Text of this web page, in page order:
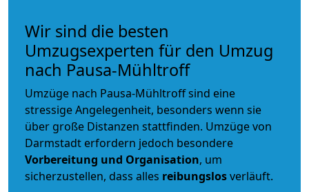
Wir sind die besten
Umzugsexperten für den Umzug
nach Pausa-Mühltroff
Umzüge nach Pausa-Mühltroff sind eine
stressige Angelegenheit, besonders wenn sie
über große Distanzen stattfinden. Umzüge von
Darmstadt erfordern jedoch besondere
Vorbereitung und Organisation, um
sicherzustellen, dass alles reibungslosverläuft.